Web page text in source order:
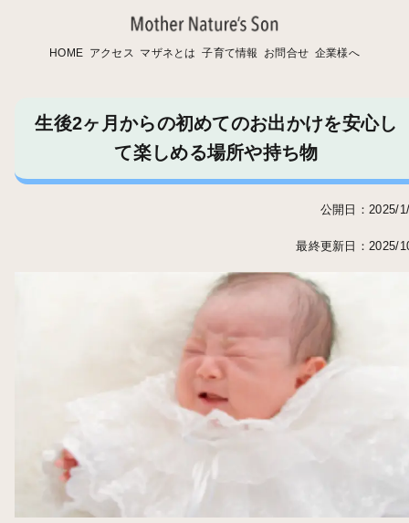
HOME アクセス マザネとは 子育て情報 お問合せ 企業様へ
生後2ヶ月からの初めてのお出かけを安心し
て楽しめる場所や持ち物
公開日：2025/
最終更新日：2025/